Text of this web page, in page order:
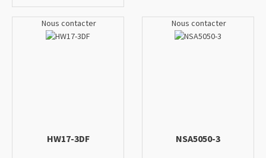
Nous contacter
HW17-3DF
Nous contacter
NSA5050-3